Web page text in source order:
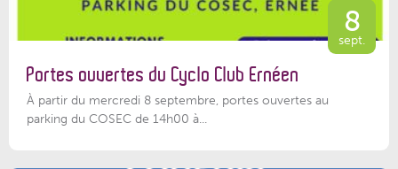
8
sept.
Portes ouvertes du Cyclo Club Ernéen
À partir du mercredi 8 septembre, portes ouvertes au
parking du COSEC de 14h00 à...